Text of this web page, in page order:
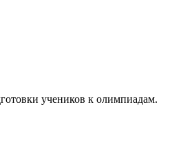
учеников к олимпиадам.